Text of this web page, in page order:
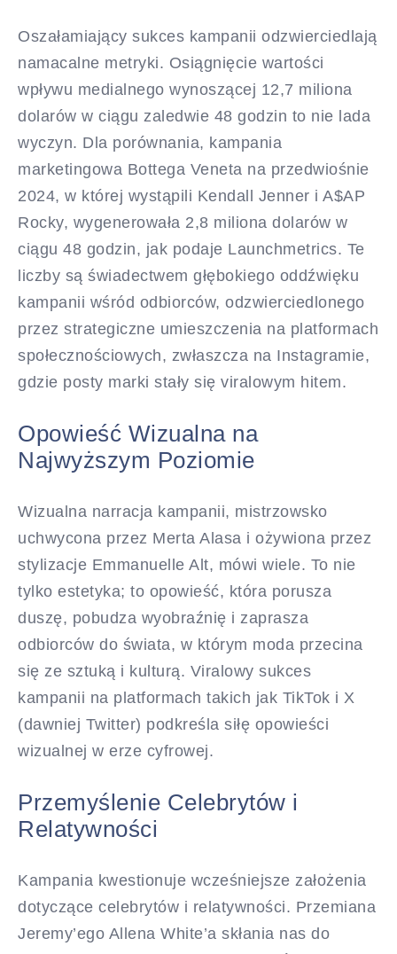
Oszałamiający sukces kampanii odzwierciedlają
namacalne metryki. Osiągnięcie wartości
wpływu medialnego wynoszącej 12,7 miliona
dolarów w ciągu zaledwie 48 godzin to nie lada
wyczyn. Dla porównania, kampania
marketingowa Bottega Veneta na przedwiośnie
2024, w której wystąpili Kendall Jenner i A$AP
Rocky, wygenerowała 2,8 miliona dolarów w
ciągu 48 godzin, jak podaje Launchmetrics. Te
liczby są świadectwem głębokiego oddźwięku
kampanii wśród odbiorców, odzwierciedlonego
przez strategiczne umieszczenia na platformach
społecznościowych, zwłaszcza na Instagramie,
gdzie posty marki stały się viralowym hitem.
Opowieść Wizualna na
Najwyższym Poziomie
Wizualna narracja kampanii, mistrzowsko
uchwycona przez Merta Alasa i ożywiona przez
stylizacje Emmanuelle Alt, mówi wiele. To nie
tylko estetyka; to opowieść, która porusza
duszę, pobudza wyobraźnię i zaprasza
odbiorców do świata, w którym moda przecina
się ze sztuką i kulturą. Viralowy sukces
kampanii na platformach takich jak TikTok i X
(dawniej Twitter) podkreśla siłę opowieści
wizualnej w erze cyfrowej.
Przemyślenie Celebrytów i
Relatywności
Kampania kwestionuje wcześniejsze założenia
dotyczące celebrytów i relatywności. Przemiana
Jeremy’ego Allena White’a skłania nas do